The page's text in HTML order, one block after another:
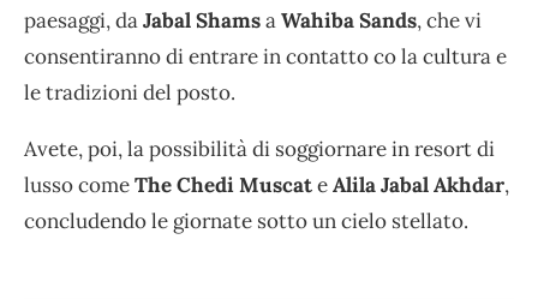
paesaggi, daJabal ShamsaWahiba Sands, che vi
consentiranno di entrare in contatto co la cultura e
le tradizioni del posto.
Avete, poi, la possibilità di soggiornare in resort di
lusso comeThe Chedi MuscateAlila Jabal Akhdar,
concludendo le giornate sotto un cielo stellato.